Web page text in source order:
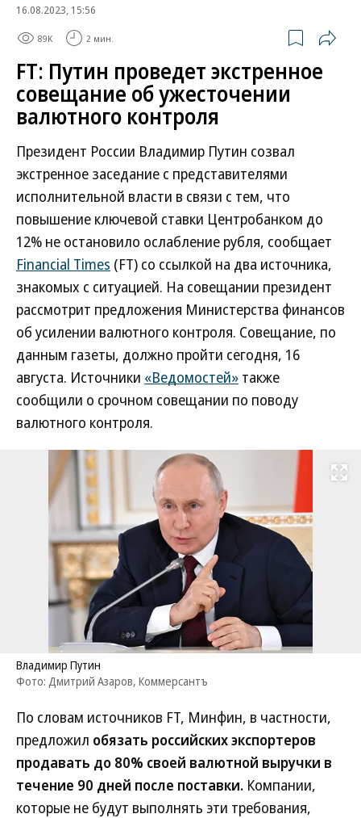
16.08.2023, 15:56
89K 2 мин.
FT: Путин проведет экстренное
совещание об ужесточении
валютного контроля
Президент России Владимир Путин созвал
экстренное заседание с представителями
исполнительной власти в связи с тем, что
повышение ключевой ставки Центробанком до
12% не остановило ослабление рубля, сообщает
Financial Times (FT) со ссылкой на два источника,
знакомых с ситуацией. На совещании президент
рассмотрит предложения Министерства финансов
об усилении валютного контроля. Совещание, по
данным газеты, должно пройти сегодня, 16
августа. Источники «Ведомостей» также
сообщили о срочном совещании по поводу
валютного контроля.
Развернуть
Владимир Путин
Фото: Дмитрий Азаров, Коммерсантъ
По словам источников FT, Минфин, в частности,
предложил обязать российских экспортеров
продавать до 80% своей валютной выручки в
течение 90 дней после поставки. Компании,
которые не будут выполнять эти требования,